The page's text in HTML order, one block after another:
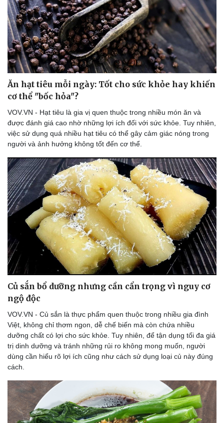
Ăn hạt tiêu mỗi ngày: Tốt cho sức khỏe hay khiến
cơ thể "bốc hỏa"?
VOV.VN - Hạt tiêu là gia vị quen thuộc trong nhiều món ăn và
được đánh giá cao nhờ những lợi ích đối với sức khỏe. Tuy nhiên,
việc sử dụng quá nhiều hạt tiêu có thể gây cảm giác nóng trong
người và ảnh hưởng không tốt đến cơ thể.
Củ sắn bổ dưỡng nhưng cần cẩn trọng vì nguy cơ
ngộ độc
VOV.VN - Củ sắn là thực phẩm quen thuộc trong nhiều gia đình
Việt, không chỉ thơm ngon, dễ chế biến mà còn chứa nhiều
dưỡng chất có lợi cho sức khỏe. Tuy nhiên, để tận dụng tối đa giá
trị dinh dưỡng và tránh những rủi ro không mong muốn, người
dùng cần hiểu rõ lợi ích cũng như cách sử dụng loại củ này đúng
cách.